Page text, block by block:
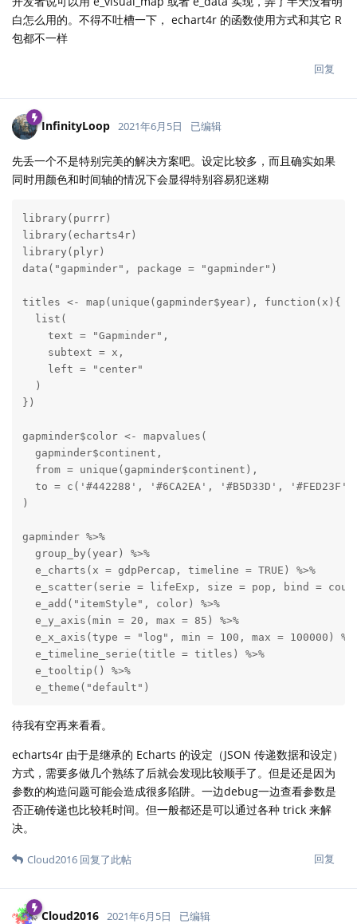
白怎么用的。不得不吐槽一下， echart4r 的函数使用方式和其它 R
包都不一样
回复
InfinityLoop 2021年6月5日 已编辑
先丢一个不是特别完美的解决方案吧。设定比较多，而且确实如果
同时用颜色和时间轴的情况下会显得特别容易犯迷糊
library(purrr)
library(echarts4r)
library(plyr)
data("gapminder", package = "gapminder")
titles <- map(unique(gapminder$year), function(x){
  list(
    text = "Gapminder",
    subtext = x,
    left = "center"
  )
})
gapminder$color <- mapvalues(
  gapminder$continent,
  from = unique(gapminder$continent),
to = c('#442288', '#6CA2EA', '#B5D33D', '#FED23F',
)
gapminder %>%
  group_by(year) %>%
  e_charts(x = gdpPercap, timeline = TRUE) %>%
e_scatter(serie = lifeExp, size = pop, bind =
  e_add("itemStyle", color) %>%
  e_y_axis(min = 20, max = 85) %>%
e_x_axis(type = "log", min = 100, max = 100000)
  e_timeline_serie(title = titles) %>%
  e_tooltip() %>%
  e_theme("default")
待我有空再来看看。
echarts4r 由于是继承的 Echarts 的设定（JSON 传递数据和设定）
方式，需要多做几个熟练了后就会发现比较顺手了。但是还是因为
参数的构造问题可能会造成很多陷阱。一边debug一边查看参数是
否正确传递也比较耗时间。但一般都还是可以通过各种 trick 来解
决。
回复
Cloud2016 回复了此帖
Cloud2016 2021年6月5日 已编辑